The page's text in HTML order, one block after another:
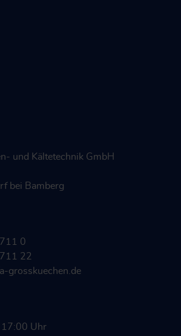
und Kältetechnik GmbH
bei Bamberg
0
22
grosskuechen.de
Uhr